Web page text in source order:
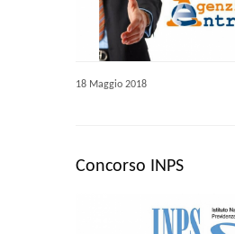
18 Maggio 2018
Concorso INPS